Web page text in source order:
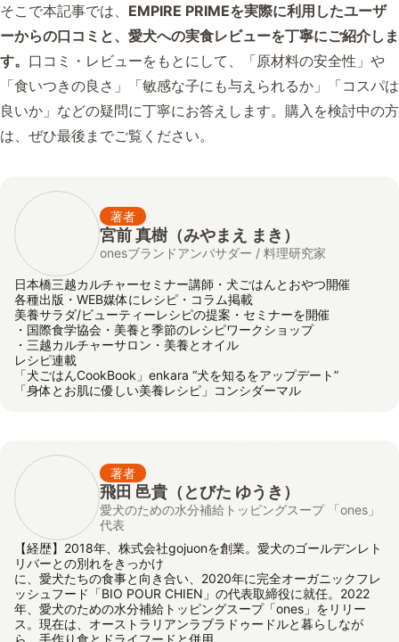
そこで本記事では、 EMPIRE PRIMEを実際に利用したユーザ
ーからの口コミと、愛犬への実食レビューを丁寧にご紹介しま
す。 口コミ・レビューをもとにして、「原材料の安全性」や
「食いつきの良さ」「敏感な子にも与えられるか」「コスパは
良いか」などの疑問に丁寧にお答えします。購入を検討中の方
は、ぜひ最後までご覧ください。
著者
宮前 真樹（みやまえ まき）
onesブランドアンバサダー / 料理研究家
日本橋三越カルチャーセミナー講師・犬ごはんとおやつ開催
各種出版・WEB媒体にレシピ・コラム掲載
美養サラダ/ビューティーレシピの提案・セミナーを開催
・国際食学協会・美養と季節のレシピワークショップ
・三越カルチャーサロン・美養とオイル
レシピ連載
「犬ごはんCookBook」enkara “犬を知るをアップデート”
「身体とお肌に優しい美養レシピ」コンシダーマル
著者
飛田 邑貴 （とびた ゆうき）
愛犬のための水分補給トッピングスープ 「ones」
代表
【経歴】2018年、株式会社gojuonを創業。愛犬のゴールデンレト
リバーとの別れをきっかけ
に、愛犬たちの食事と向き合い、2020年に完全オーガニックフレ
ッシュフード「BIO POUR CHIEN」の代表取締役に就任。2022
年、愛犬のための水分補給トッピングスープ「ones」をリリー
ス。現在は、オーストラリアンラブラドゥードルと暮らしなが
ら、手作り食とドライフードと併用。